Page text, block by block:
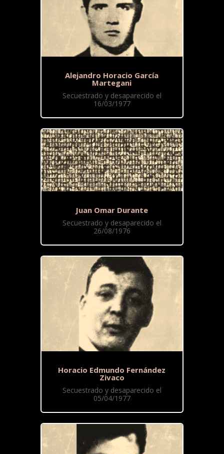
Alejandro Horacio García
Martegani
Secuestrado y desaparecido el
16/03/1977
Juan Omar Durante
Secuestrado y desaparecido el
26/08/1976
Horacio Edmundo Fernández
Zivaco
Secuestrado y desaparecido el
05/04/1977